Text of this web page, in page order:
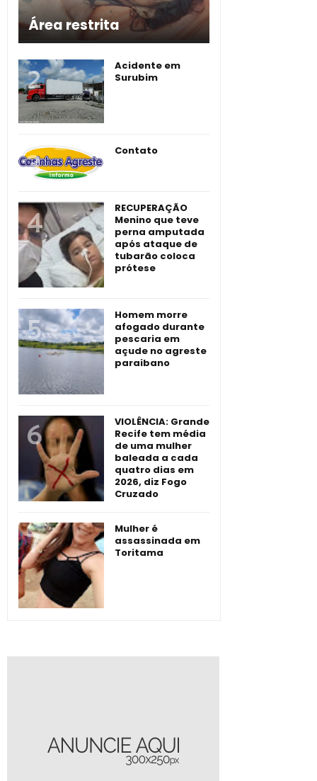
Área restrita
Acidente em
Surubim
Contato
RECUPERAÇÃO
Menino que teve
perna amputada
após ataque de
tubarão coloca
prótese
Homem morre
afogado durante
pescaria em
açude no agreste
paraibano
VIOLÊNCIA: Grande
Recife tem média
de uma mulher
baleada a cada
quatro dias em
2026, diz Fogo
Cruzado
Mulher é
assassinada em
Toritama